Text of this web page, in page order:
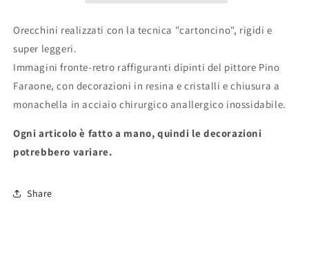
Orecchini realizzati con la tecnica "cartoncino", rigidi e
super leggeri.
Immagini fronte-retro raffiguranti dipinti del pittore Pino
Faraone, con decorazioni in resina e cristalli e chiusura a
monachella in acciaio chirurgico anallergico inossidabile.
Ogni articolo è fatto a mano, quindi le decorazioni
potrebbero variare.
Share